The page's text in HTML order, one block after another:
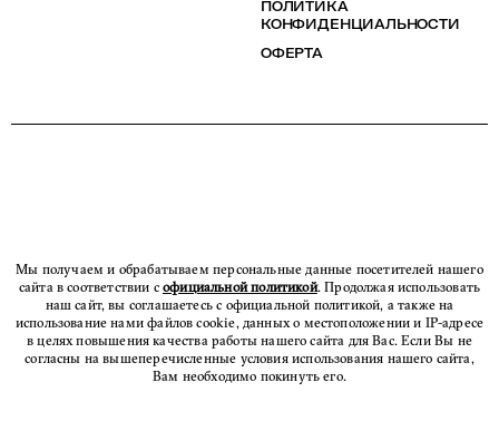
ПОЛИТИКА
КОНФИДЕНЦИАЛЬНОСТИ
ОФЕРТА
Мы получаем и обрабатываем персональные данные посетителей нашего
сайта в соответствии софициальной политикой. Продолжая использовать
наш сайт, вы соглашаетесь с официальной политикой, а также на
использование нами файлов cookie, данных о местоположении и IP-адресе
в целях повышения качества работы нашего сайта для Вас. Если Вы не
согласны на вышеперечисленные условия использования нашего сайта,
Вам необходимо покинуть его.